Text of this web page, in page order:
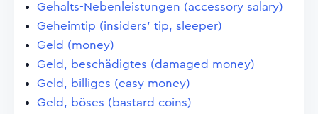
Gehalts-Nebenleistungen (accessory salary)
Geheimtip (insiders' tip, sleeper)
Geld (money)
Geld, beschädigtes (damaged money)
Geld, billiges (easy money)
Geld, böses (bastard coins)